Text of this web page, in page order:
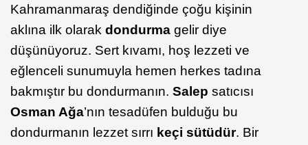
Kahramanmaraş dendiğinde çoğu kişinin
aklına ilk olarak dondurma gelir diye
düşünüyoruz. Sert kıvamı, hoş lezzeti ve
eğlenceli sunumuyla hemen herkes tadına
bakmıştır bu dondurmanın. Salep satıcısı
Osman Ağa’nın tesadüfen bulduğu bu
dondurmanın lezzet sırrı keçi sütüdür. Bir